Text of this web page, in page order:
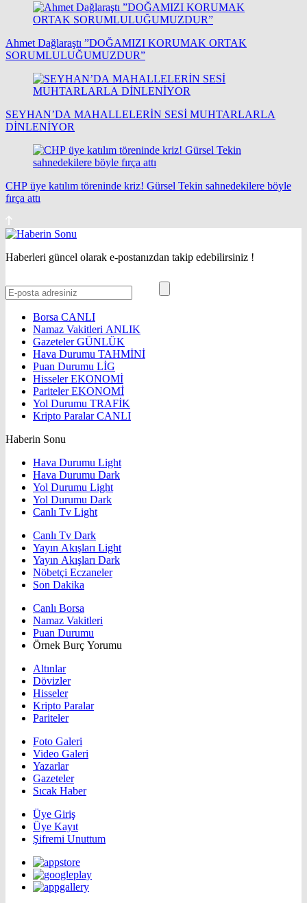
Ahmet Dağlaraştı ”DOĞAMIZI KORUMAK ORTAK
SORUMLULUĞUMUZDUR”
SEYHAN’DA MAHALLELERİN SESİ MUHTARLARLA
DİNLENİYOR
CHP üye katılım töreninde kriz! Gürsel Tekin sahnedekilere böyle
fırça attı
Haberleri güncel olarak e-postanızdan takip edebilirsiniz !
Borsa CANLI
Namaz Vakitleri ANLIK
GazetelerGÜNLÜK
Hava Durumu TAHMİNİ
Puan Durumu LİG
HisselerEKONOMİ
ParitelerEKONOMİ
Yol Durumu TRAFİK
Kripto ParalarCANLI
Haberin Sonu
Hava Durumu Light
Hava Durumu Dark
Yol Durumu Light
Yol Durumu Dark
Canlı Tv Light
Canlı Tv Dark
Yayın Akışları Light
Yayın Akışları Dark
Nöbetçi Eczaneler
Son Dakika
Canlı Borsa
Namaz Vakitleri
Puan Durumu
Örnek Burç Yorumu
Altınlar
Dövizler
Hisseler
Kripto Paralar
Pariteler
Foto Galeri
Video Galeri
Yazarlar
Gazeteler
Sıcak Haber
Üye Giriş
Üye Kayıt
Şifremi Unuttum